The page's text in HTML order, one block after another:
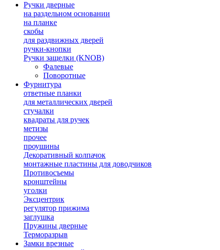
Ручки дверные
на раздельном основании
на планке
скобы
для раздвижных дверей
ручки-кнопки
Ручки защелки (KNOB)
Фалевые
Поворотные
Фурнитура
ответные планки
для металлических дверей
стучалки
квадраты для ручек
метизы
прочее
проушины
Декоративный колпачок
монтажные пластины для доводчиков
Противосъемы
кронштейны
уголки
Эксцентрик
регулятор прижима
заглушка
Пружины дверные
Терморазрыв
Замки врезные